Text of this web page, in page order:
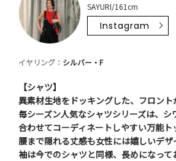
SAYURI/161cm
Instagram
イヤリング： シルバー・F
【シャツ】
異素材生地をドッキングした、フロント
毎シーズン人気なシャツシリーズは、
合わせてコーディネートしやすい万能ト
腰まで隠れる丈感も女性には嬉しいデザ
袖は今でのシャツと同様、長めになって